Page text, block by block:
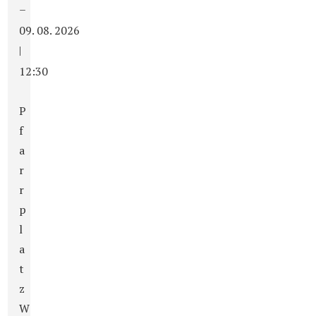
–
09. 08. 2026
|
12:30
P
f
a
r
r
p
l
a
t
z
W